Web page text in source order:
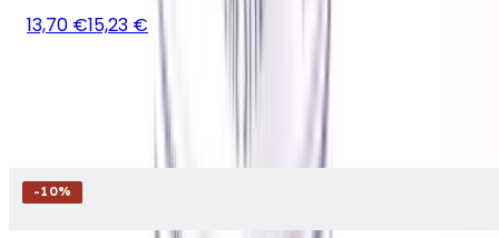
13,70 €15,23 €
-10%